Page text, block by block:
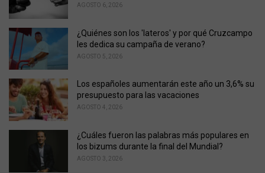
e
AGOSTO 6, 2026
¿Quiénes son los 'lateros' y por qué Cruzcampo
les dedica su campaña de verano?
AGOSTO 5, 2026
Los españoles aumentarán este año un 3,6% su
presupuesto para las vacaciones
AGOSTO 4, 2026
¿Cuáles fueron las palabras más populares en
los bizums durante la final del Mundial?
AGOSTO 3, 2026